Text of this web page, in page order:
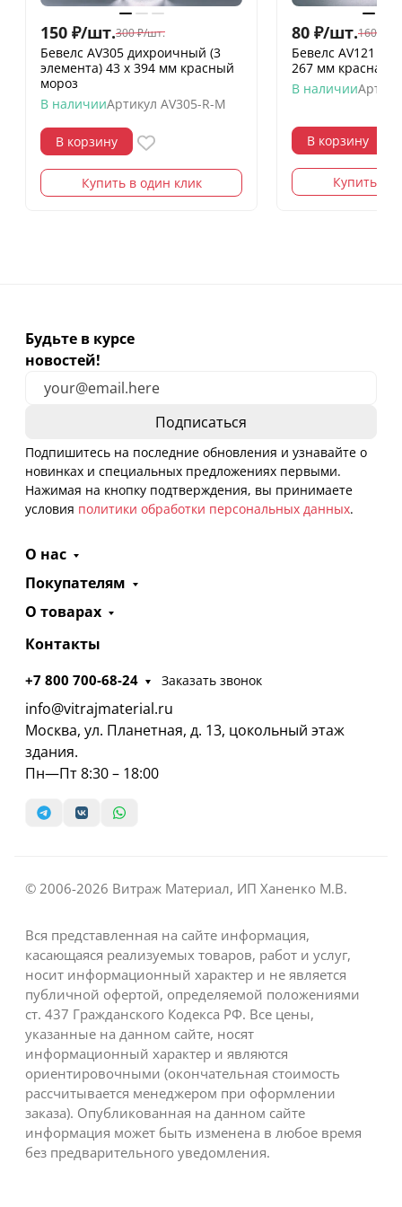
150 ₽/шт.300 ₽/шт.
Бевелс AV305 дихроичный (3
элемента) 43 х 394 мм красный
мороз
В наличииАртикул AV305-R-M
В корзину
Купить в один клик
80 ₽/шт.160
Бевелс AV121
267 мм красная
В наличии
В корзину
Купить в
Будьте в курсе
новостей!
Подпишитесь на последние обновления и узнавайте о
новинках и специальных предложениях первыми.
Нажимая на кнопку подтверждения, вы принимаете
условия политики обработки персональных данных.
О нас
Покупателям
О товарах
Контакты
+7 800 700-68-24 Заказать звонок
info@vitrajmaterial.ru
Москва, ул. Планетная, д. 13, цокольный этаж
здания.
Пн—Пт 8:30 – 18:00
© 2006-2026 Витраж Материал, ИП Ханенко М.В.
Вся представленная на сайте информация,
касающаяся реализуемых товаров, работ и услуг,
носит информационный характер и не является
публичной офертой, определяемой положениями
ст. 437 Гражданского Кодекса РФ. Все цены,
указанные на данном сайте, носят
информационный характер и являются
ориентировочными (окончательная стоимость
рассчитывается менеджером при оформлении
заказа). Опубликованная на данном сайте
информация может быть изменена в любое время
без предварительного уведомления.